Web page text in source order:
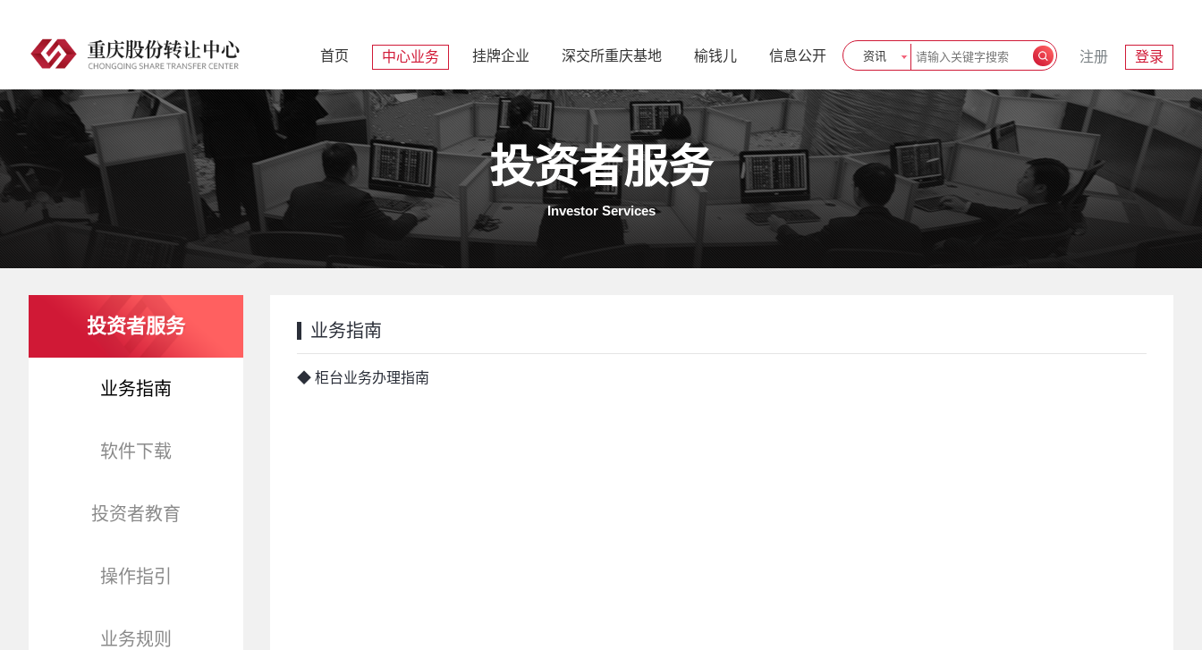
首页 中心业务 挂牌企业 深交所重庆基地 榆钱儿 信息公开 资讯 注册 登录
投资者服务
Investor Services
投资者服务
业务指南
软件下载
投资者教育
操作指引
业务规则
业务指南
◆ 柜台业务办理指南